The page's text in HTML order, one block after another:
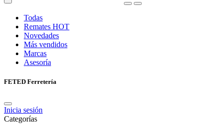
Todas
Remates HOT
Novedades
Más vendidos
Marcas
Asesoría
FETED Ferretería
Inicia sesión
Categorías